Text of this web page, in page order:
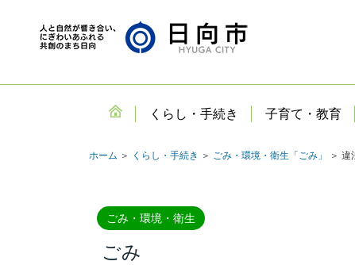
くらし・手続き 子育て・教育
ホーム ＞ くらし・手続き ＞ ごみ・環境・衛生「ごみ」 ＞
ごみ・環境・衛生
ごみ